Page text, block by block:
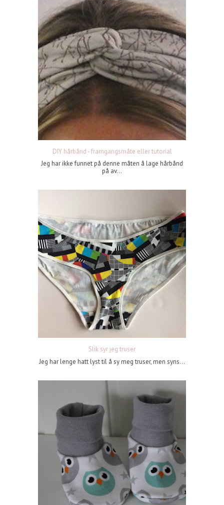
DIY hårbånd - framgangsmåte eller tutorial
Jeg har ikke funnet på denne måten å lage hårbånd
på av...
Slik syr jeg truser
Jeg har lenge hatt lyst til å sy meg truser, men syns...